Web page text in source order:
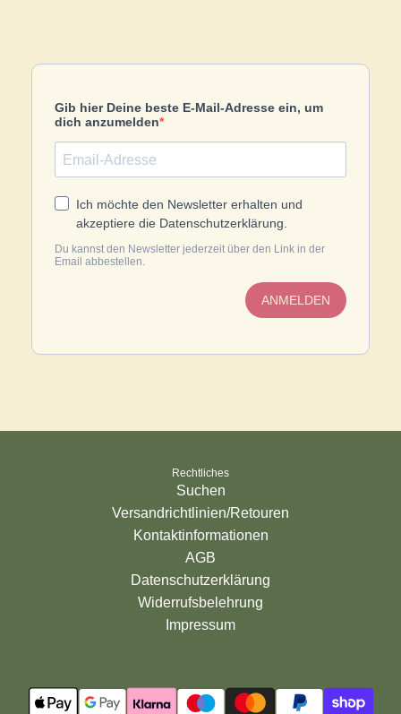
Rechtliches
Suchen
Versandrichtlinien/Retouren
Kontaktinformationen
AGB
Datenschutzerklärung
Widerrufsbelehrung
Impressum